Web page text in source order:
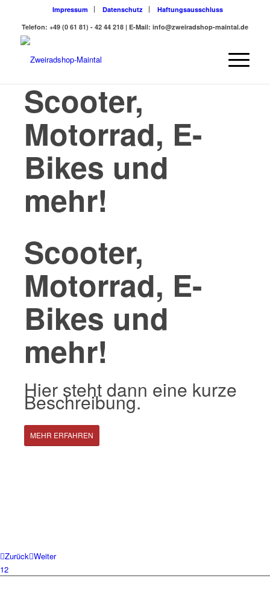
Impressum Datenschutz
Haftungsausschluss
Telefon: +49 (0 61 81) - 42 44 218 | E-Mail: info@zweiradshop-maintal.de
Scooter,
Motorrad, E-
Bikes und
mehr!
Scooter,
Motorrad, E-
Bikes und
mehr!
Hier steht dann eine kurze
Beschreibung.
MEHR ERFAHREN
Zurück Weiter
12